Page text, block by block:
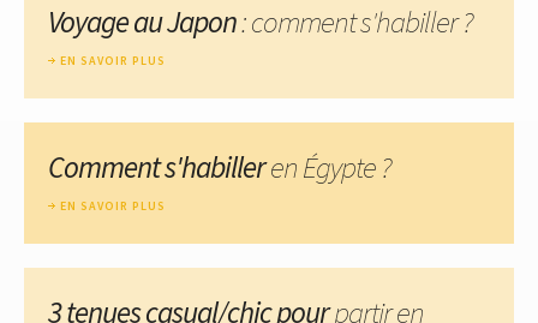
Voyage au Japon: comment s'habiller ?
EN SAVOIR PLUS
Comment s'habilleren Égypte ?
EN SAVOIR PLUS
3 tenues casual/chic pourpartir en